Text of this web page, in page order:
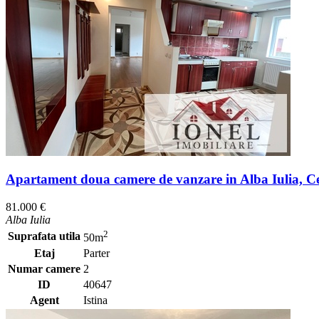
Apartament doua camere de vanzare in Alba Iulia,
81.000 €
Alba Iulia
Suprafata utila 50m2
Etaj
Parter
Numar camere 2
ID
40647
Agent
Istina